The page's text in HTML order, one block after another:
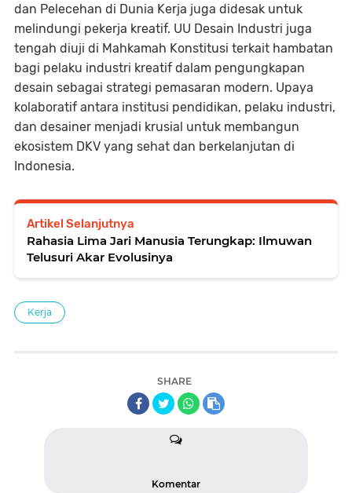
dan Pelecehan di Dunia Kerja juga didesak untuk
melindungi pekerja kreatif. UU Desain Industri juga
tengah diuji di Mahkamah Konstitusi terkait hambatan
bagi pelaku industri kreatif dalam pengungkapan
desain sebagai strategi pemasaran modern. Upaya
kolaboratif antara institusi pendidikan, pelaku industri,
dan desainer menjadi krusial untuk membangun
ekosistem DKV yang sehat dan berkelanjutan di
Indonesia.
Artikel Selanjutnya
Rahasia Lima Jari Manusia Terungkap: Ilmuwan
Telusuri Akar Evolusinya
Kerja
SHARE
Komentar